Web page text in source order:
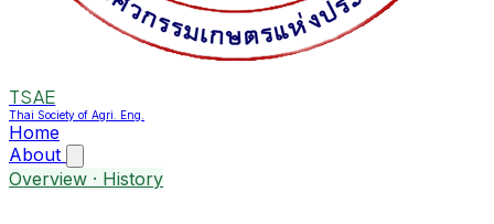
TSAE
Thai Society of Agri. Eng.
Home
About
Overview · History